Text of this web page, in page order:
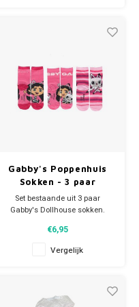
Gabby's Poppenhuis
Sokken - 3 paar
Set bestaande uit 3 paar
Gabby's Dollhouse sokken.
polyester, 2% elastan.
€6,95
Vergelijk